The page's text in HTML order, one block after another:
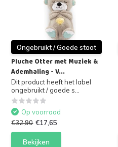
Ongebruikt / Goede staat
Pluche Otter met Muziek &
Ademhaling - V...
Dit product heeft het label
ongebruikt / goede s...
Op voorraad
€32,90 €17,65
Bekijken